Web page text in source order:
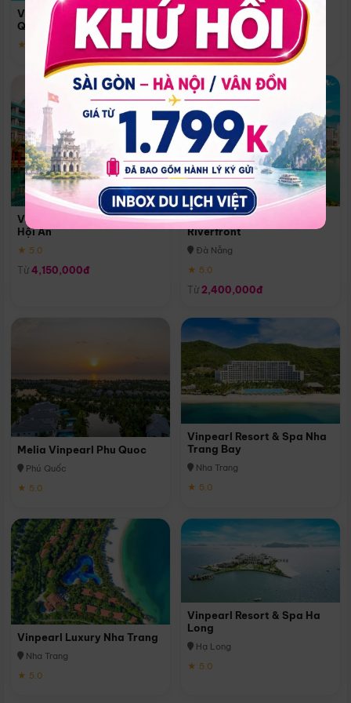
Vinpearl Resort & Spa Phu
Quoc
★ 5.0
Quoc
Phú Quốc
★ 5.0
Vinpearl Resort & Golf Nam
Hội An
★ 5.0
Từ 4,150,000đ
Melia Vinpearl Danang
Riverfront
Đà Nẵng
★ 5.0
Từ 2,400,000đ
Melia Vinpearl Phu Quoc
Phú Quốc
★ 5.0
Vinpearl Resort & Spa Nha
Trang Bay
Nha Trang
★ 5.0
Vinpearl Luxury Nha Trang
Nha Trang
★ 5.0
Vinpearl Resort & Spa Ha
Long
Hạ Long
★ 5.0